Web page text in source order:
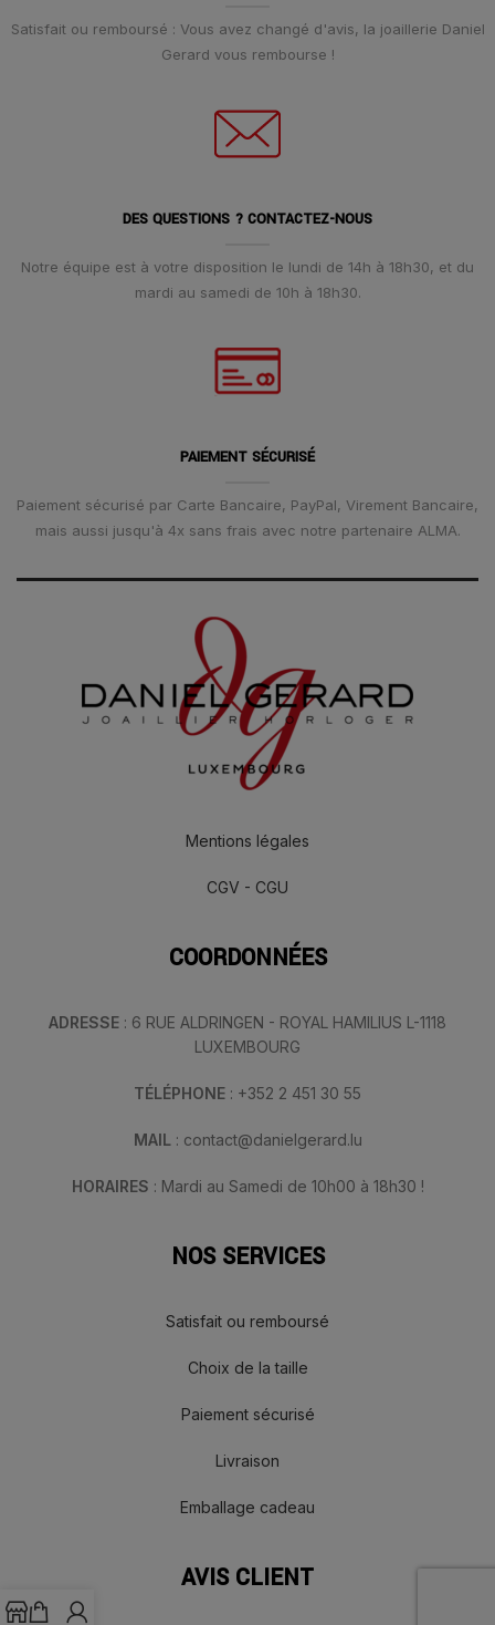
Satisfait ou remboursé : Vous avez changé d'avis, la joaillerie Daniel
Gerard vous rembourse !
DES QUESTIONS ? CONTACTEZ-NOUS
Notre équipe est à votre disposition le lundi de 14h à 18h30, et du
mardi au samedi de 10h à 18h30.
PAIEMENT SÉCURISÉ
Paiement sécurisé par Carte Bancaire, PayPal, Virement Bancaire,
mais aussi jusqu'à 4x sans frais avec notre partenaire ALMA.
Mentions légales
CGV - CGU
COORDONNÉES
ADRESSE : 6 RUE ALDRINGEN - ROYAL HAMILIUS L-1118
LUXEMBOURG
TÉLÉPHONE : +352 2 451 30 55
MAIL : contact@danielgerard.lu
HORAIRES : Mardi au Samedi de 10h00 à 18h30 !
NOS SERVICES
Satisfait ou remboursé
Choix de la taille
Paiement sécurisé
Livraison
Emballage cadeau
AVIS CLIENT